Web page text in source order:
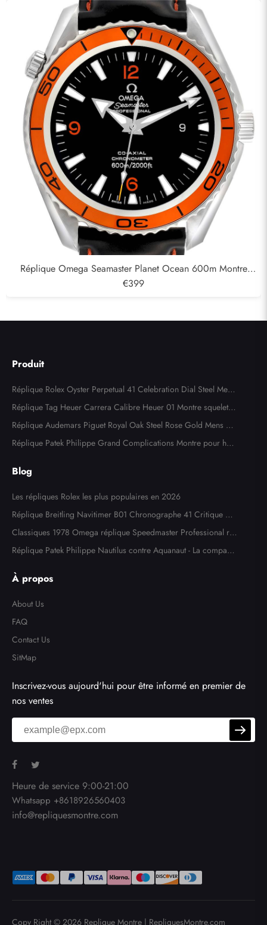
Réplique Omega Seamaster Planet Ocean 600m Montre
homme 232.32.42.21.01,001
€399
Produit
Réplique Rolex Oyster Perpetual 41 Celebration Dial Steel Mens
Watch 124300
Réplique Tag Heuer Carrera Calibre Heuer 01 Montre squelette
en acier or rose CAR205A
Réplique Audemars Piguet Royal Oak Steel Rose Gold Mens W
atch 15400SR
Réplique Patek Philippe Grand Complications Montre pour ho
Blog
Les répliques Rolex les plus populaires en 2026
Réplique Breitling Navitimer B01 Chronographe 41 Critique de
la montre
Classiques 1978 Omega réplique Speedmaster Professional ré
f. 145,022
Réplique Patek Philippe Nautilus contre Aquanaut - La comparai
À propos
About Us
FAQ
Contact Us
SitMap
Inscrivez-vous aujourd'hui pour être informé en premier de
nos ventes
Heure de service 9:00-21:00
Whatsapp +8618926560403
info@repliquesmontre.com
Copy Right © 2026 Replique Montre | RepliquesMontre.com